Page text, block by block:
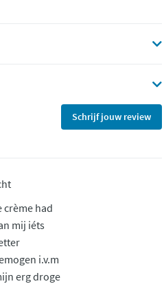
Schrijf jouw review
crème had
mij iéts
i.v.m
erg droge